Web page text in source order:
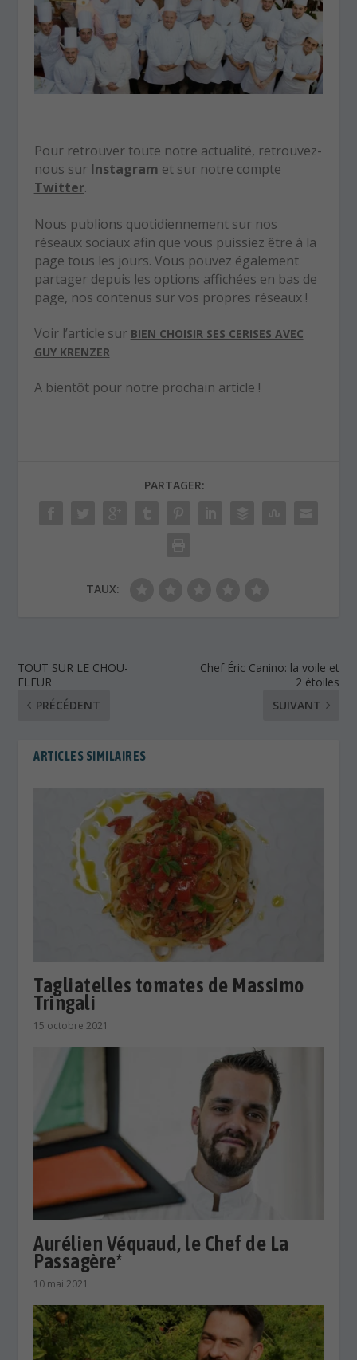
Pour retrouver toute notre actualité, retrouvez-
nous sur Instagram et sur notre compte
Twitter.
Nous publions quotidiennement sur nos
réseaux sociaux afin que vous puissiez être à la
page tous les jours. Vous pouvez également
partager depuis les options affichées en bas de
page, nos contenus sur vos propres réseaux !
Voir l’article sur BIEN CHOISIR SES CERISES AVEC
GUY KRENZER
A bientôt pour notre prochain article !
PARTAGER:
TAUX:
TOUT SUR LE CHOU-
FLEUR
PRÉCÉDENT
Chef Éric Canino: la voile et
2 étoiles
SUIVANT
ARTICLES SIMILAIRES
Tagliatelles tomates de Massimo
Tringali
15 octobre 2021
Aurélien Véquaud, le Chef de La
Passagère*
10 mai 2021